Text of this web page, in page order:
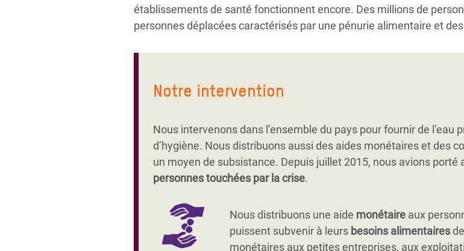
établissements de santé fonctionnent encore. Des millions de
personnes déplacées caractérisés par une pénurie alimentaire et
Notre intervention
Nous intervenons dans l’ensemble du pays pour fournir de l’eau
d’hygiène. Nous distribuons aussi des aides monétaires et des
un moyen de subsistance. Depuis juillet 2015, nous avions porté
personnes touchées par la crise.
Nous distribuons une aide monétaire aux
puissent subvenir à leurs besoins alimentaires
monétaires aux petites entreprises, aux